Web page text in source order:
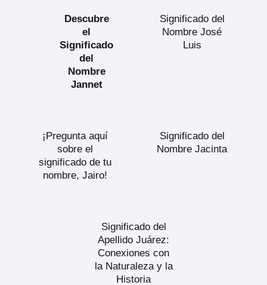
Descubre
el
Significado
del
Nombre
Jannet
Significado del
Nombre José
Luis
¡Pregunta aquí
sobre el
significado de tu
nombre, Jairo!
Significado del
Nombre Jacinta
Significado del
Apellido Juárez:
Conexiones con
la Naturaleza y la
Historia